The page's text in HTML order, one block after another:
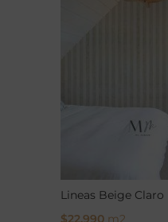
Lineas Beige Claro
$22.990 m2